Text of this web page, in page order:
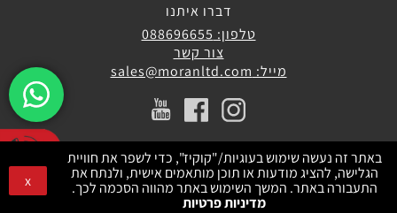
דברו איתנו
טלפון: 088696655
צור קשר
מייל: sales@moranltd.com
באתר זה נעשה שימוש בעוגיות/"קוקיז", כדי לשפר את חוויית
הגלישה, להציג מודעות או תוכן מותאמים אישית, ולנתח את
התעבורה באתר. המשך השימוש באתר מהווה הסכמה לכך.
מדיניות פרטיות
x